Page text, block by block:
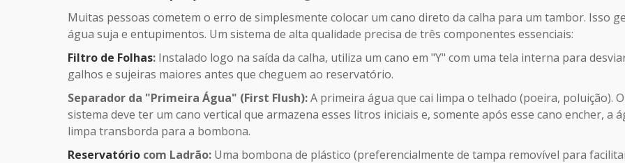
Muitas pessoas cometem o erro de simplesmente colocar um cano direto da calha para um tambor. Isso
água suja e entupimentos. Um sistema de alta qualidade precisa de três componentes essenciais:
Filtro de Folhas: Instalado logo na saída da calha, utiliza um cano em "Y" com uma tela interna para
galhos e sujeiras maiores antes que cheguem ao reservatório.
Separador da "Primeira Água" (First Flush):A primeira água que cai limpa o telhado (poeira, poluição). O
sistema deve ter um cano vertical que armazena esses litros iniciais e, somente após esse cano encher, a
limpa transborda para a bombona.
Reservatório com Ladrão: Uma bombona de plástico (preferencialmente de tampa removível para